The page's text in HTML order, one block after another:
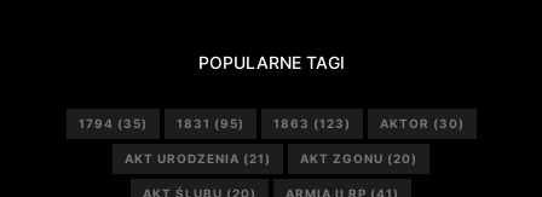
POPULARNE TAGI
1794 (35) 1831 (95) 1863 (123) AKTOR (30)
AKT URODZENIA (21) AKT ZGONU (20)
AKT ŚLUBU (20) ARMIA II RP (41)